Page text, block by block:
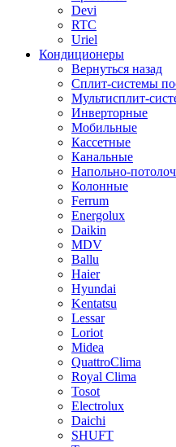
Devi
RTC
Uriel
Кондиционеры
Вернуться назад
Сплит-системы
Мультисплит-
Инверторные
Мобильные
Кассетные
Канальные
Напольно-
Колонные
Ferrum
Energolux
Daikin
MDV
Ballu
Haier
Hyundai
Kentatsu
Lessar
Loriot
Midea
QuattroСlima
Royal Clima
Tosot
Electrolux
Daichi
SHUFT